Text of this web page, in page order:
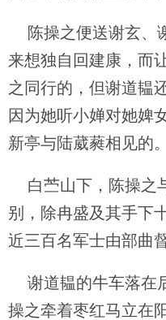
陈操之便送谢玄、
来想独自回建康，而
之同行的，但谢道韫
因为她听小婵对她婢
新亭与陆葳蕤相见的。
白苎山下，陈操之
别，除冉盛及其手下
近三百名军士由部曲
谢道韫的牛车落在
操之牵着枣红马立在